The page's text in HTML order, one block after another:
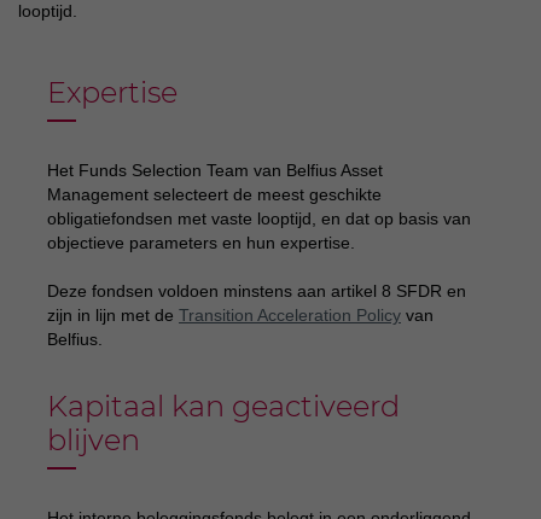
looptijd.
Expertise
Het Funds Selection Team van Belfius Asset
Management selecteert de meest geschikte
obligatiefondsen met vaste looptijd, en dat op basis van
objectieve parameters en hun expertise.
Deze fondsen voldoen minstens aan artikel 8 SFDR en
zijn in lijn met de Transition Acceleration Policy van
Belfius.
Kapitaal kan geactiveerd
blijven